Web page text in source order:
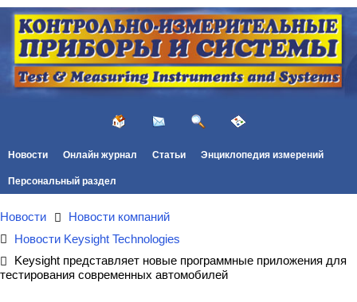
Новости Онлайн журнал Статьи Энциклопедия измерений
Персональный раздел
Новости
Новости компаний
Новости Keysight Technologies
Keysight представляет новые программные приложения для
тестирования современных автомобилей